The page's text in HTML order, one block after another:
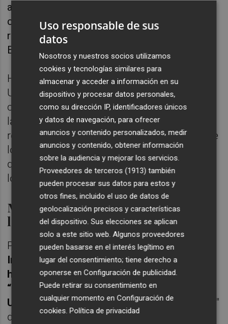
abogado por "trabajar con enorme ambición,
con enorme generosidad para poder ser una
referencia en formación sanitaria de toda
Europa".
Ha asegurado que la rectora de la
Universidad de Alicante, Amparo Navarro,
conoce desde hace tiempo la propuesta de
la Generalitat y su "capacidad de sumar,
respetando al máximo tanto los derechos de
los alumnos" que, según ha insistido, "van a
quedar perfectamente salvaguardados, diga
lo que diga la resolución judicial".
Morant sostiene que es un ataque a
la autonomía universitaria
Por su parte,la ministra de Ciencia,
Innovación y Universidades, Diana Morant,
ha acusado este martes al Consell de
“atacar" la autonomía universitaria de la
Universidad de Alicante (UA),tras "allanarse"
del proceso judicial que inició la Miguel
Uso responsable de sus
datos
Nosotros y nuestros socios utilizamos
cookies y tecnologías similares para
almacenar y acceder a información en su
dispositivo y procesar datos personales,
como su dirección IP, identificadores únicos
y datos de navegación, para ofrecer
anuncios y contenido personalizados, medir
anuncios y contenido, obtener información
sobre la audiencia y mejorar los servicios.
Proveedores de terceros (1913) también
pueden procesar sus datos para estos y
otros fines, incluido el uso de datos de
geolocalización precisos y características
del dispositivo. Sus elecciones se aplican
solo a este sitio web. Algunos proveedores
pueden basarse en el interés legítimo en
lugar del consentimiento; tiene derecho a
oponerse enConfiguración de publicidad
Puede retirar su consentimiento en
cualquier momento enConfiguración de
cookies .Política de privacidad